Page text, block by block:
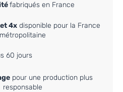
fabriqués en France
4xdisponible pour la France
métropolitaine
60 jours
pour une production plus
responsable